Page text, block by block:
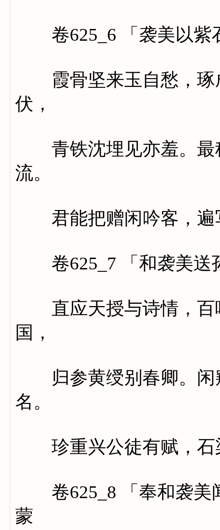
卷625_6 「袭美以紫
霞骨坚来玉自愁，琢
伏，
青铁沈埋见亦羞。最
流。
君能把赠闲吟客，遍
卷625_7 「和袭美送
直应天授与诗情，百
国，
归参黄绶别春卿。闲
名。
珍重兴公徒有赋，石
卷625_8 「奉和袭美
蒙